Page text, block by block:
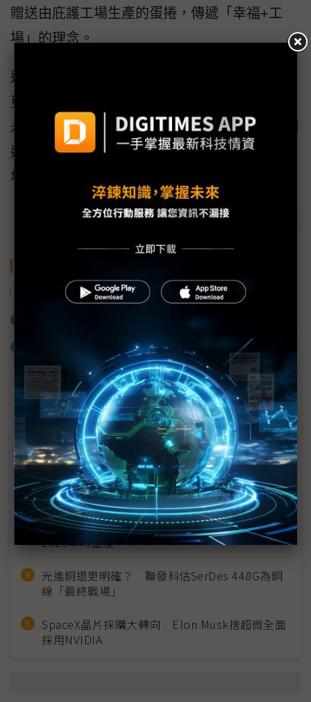
贈送由庇護工場生產的蛋捲，傳遞「幸福+工
場」的理念。
透過這些合作，志聖不僅展現企業社會責任，
更希望藉由展會與全球客戶分享「在地連結、
永續共好」的價值。志聖正式於2025年9月28日
邁入60週年，SEMICON TW 2025成為最佳開
場，精彩活動才正在發酵。
產學合作 半導體產業 清大
什麼是「關鍵字追蹤」
近７天熱門報導
MLCC訂單過熱、出貨比創高 村田示警全球AI基
建熱潮將趨緩
2027全年記憶體產能提前售罄 買家「祕而不
宣」只怕買不夠
英特爾EMIB良率達標 聯發科第2代ASIC產品
2028準時量產
光進銅退更明確？ 聯發科估SerDes 448G為銅
線「最終戰場」
SpaceX晶片採購大轉向 Elon Musk捨超微全面
採用NVIDIA